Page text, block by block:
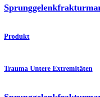
Produkt
Trauma Untere Extremitäten